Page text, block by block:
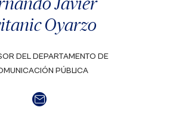
Oyarzo
DEL DEPARTAMENTO DE
PÚBLICA